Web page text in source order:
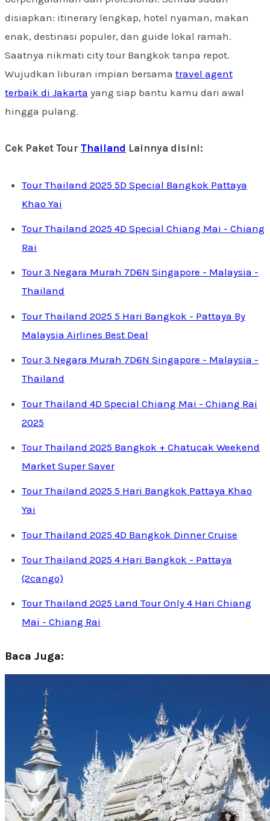
disiapkan: itinerary lengkap, hotel nyaman, makan
enak, destinasi populer, dan guide lokal ramah.
Saatnya nikmati city tour Bangkok tanpa repot.
Wujudkan liburan impian bersama travel agent
terbaik di Jakarta yang siap bantu kamu dari awal
hingga pulang.
Cek Paket Tour Thailand Lainnya disini:
Tour Thailand 2025 5D Special Bangkok Pattaya
Khao Yai
Tour Thailand 2025 4D Special Chiang Mai - Chiang
Rai
Tour 3 Negara Murah 7D6N Singapore - Malaysia -
Thailand
Tour Thailand 2025 5 Hari Bangkok - Pattaya By
Malaysia Airlines Best Deal
Tour 3 Negara Murah 7D6N Singapore - Malaysia -
Thailand
Tour Thailand 4D Special Chiang Mai - Chiang Rai
2025
Tour Thailand 2025 Bangkok + Chatucak Weekend
Market Super Saver
Tour Thailand 2025 5 Hari Bangkok Pattaya Khao
Yai
Tour Thailand 2025 4D Bangkok Dinner Cruise
Tour Thailand 2025 4 Hari Bangkok - Pattaya
(2cango)
Tour Thailand 2025 Land Tour Only 4 Hari Chiang
Mai - Chiang Rai
Baca Juga: